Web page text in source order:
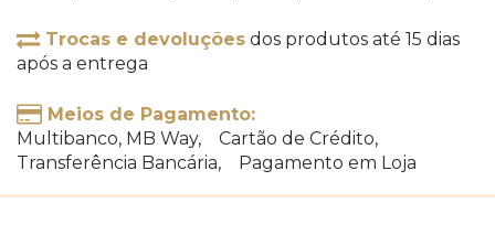
Trocas e devoluções dos produtos até 15 dias
após a entrega
Meios de Pagamento:
Multibanco, MB Way, Cartão de Crédito,
Transferência Bancária, Pagamento em Loja